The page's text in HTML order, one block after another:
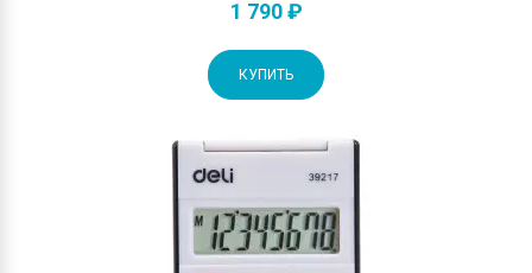
1 790 ₽
КУПИТЬ